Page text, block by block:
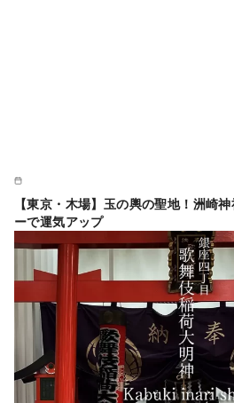
【東京・木場】玉の輿の聖地！洲崎
ーで運気アップ